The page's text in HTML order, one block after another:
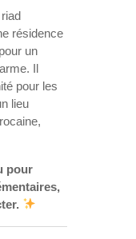
résidence
un
Il
pour les
lieu
pour